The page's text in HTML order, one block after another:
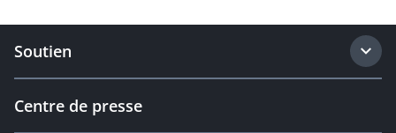
Soutien
Centre de presse